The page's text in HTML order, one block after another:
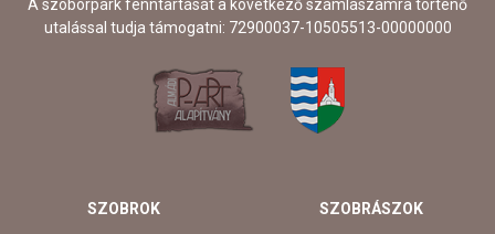
A szoborpark fenntartását a következő számlaszámra történő
utalással tudja támogatni: 72900037-10505513-00000000
SZOBROK SZOBRÁSZOK